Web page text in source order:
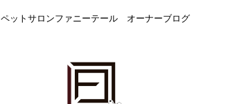
ペットサロンファニーテール オーナーブログ